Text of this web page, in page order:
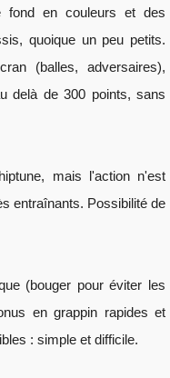
fond en couleurs et des
quoique un peu petits.
(balles, adversaires),
delà de 300 points, sans
mais l'action n'est
entraînants. Possibilité de
(bouger pour éviter les
en grappin rapides et
: simple et difficile.